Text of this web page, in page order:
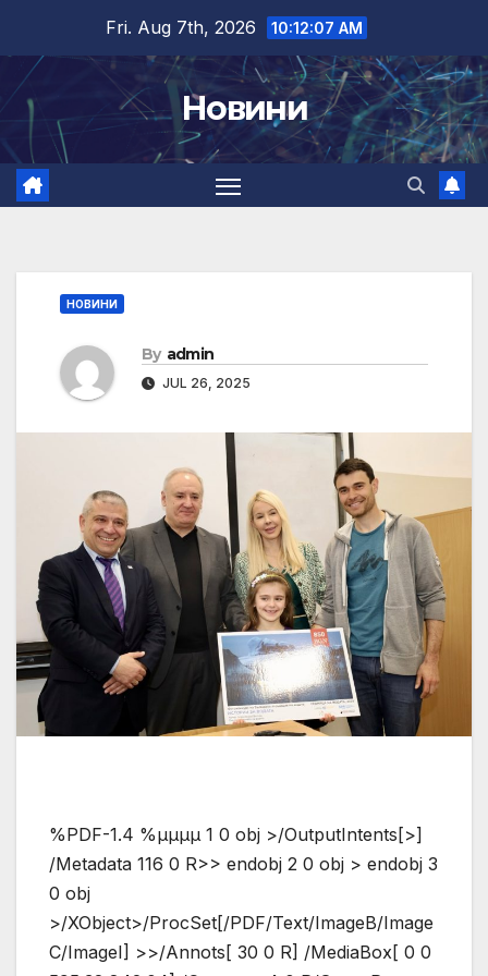
content
Fri. Aug 7th, 2026 10:12:08 AM
Новини
НОВИНИ
By admin
JUL 26, 2025
%PDF-1.4 %µµµµ 1 0 obj >/OutputIntents[>]
/Metadata 116 0 R>> endobj 2 0 obj > endobj 3
0 obj
>/XObject>/ProcSet[/PDF/Text/ImageB/Image
C/ImageI] >>/Annots[ 30 0 R] /MediaBox[ 0 0